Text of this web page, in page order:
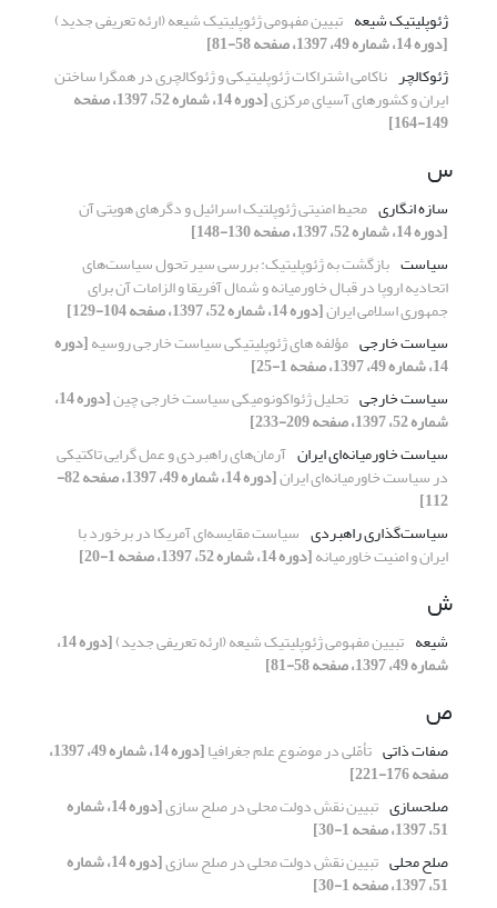
ژئوپلیتیک شیعه تبیین مفهومی ژئوپلیتیک شیعه (ارئه تعریفی جدید)
[دوره 14، شماره 49، 1397، صفحه 58-81]
ژئوکالچر ناکامی اشتراکات ژئوپلیتیکی و ژئوکالچری در همگرا ساختن
ایران و کشورهای آسیای مرکزی [دوره 14، شماره 52، 1397، صفحه
149-164]
س
سازه انگاری محیط امنیتی ژئوپلتیک اسرائیل و دگرهای هویتی آن
[دوره 14، شماره 52، 1397، صفحه 130-148]
سیاست بازگشت به ژئوپلیتیک: بررسی سیر تحول سیاست‌های
اتحادیه اروپا در قبال خاورمیانه و شمال آفریقا و الزامات آن برای
جمهوری اسلامی ایران[دوره 14، شماره 52، 1397، صفحه 104-129]
سیاست خارجی مؤلفه های ژئوپلیتیکی سیاست خارجی روسیه[دوره
14، شماره 49، 1397، صفحه 1-25]
سیاست خارجی تحلیل ژئواکونومیکی سیاست خارجی چین [دوره 14،
شماره 52، 1397، صفحه 209-233]
سیاست خاورمیانه‌ای ایران آرمان‌های راهبردی و عمل گرایی تاکتیکی
در سیاست خاورمیانه‌ای ایران [دوره 14، شماره 49، 1397، صفحه 82-
112]
سیاست‌گذاری راهبردی سیاست مقایسه‌ای آمریکا در برخورد با
ایران و امنیت خاورمیانه[دوره 14، شماره 52، 1397، صفحه 1-20]
ش
شیعه تبیین مفهومی ژئوپلیتیک شیعه (ارئه تعریفی جدید) [دوره 14،
شماره 49، 1397، صفحه 58-81]
ص
صفات ذاتی تأمّلی در موضوع علم جغرافیا [دوره 14، شماره 49، 1397،
صفحه 176-221]
صلحسازی تبیین نقش دولت محلی در صلح سازی [دوره 14، شماره
51، 1397، صفحه 1-30]
صلح محلی تبیین نقش دولت محلی در صلح سازی [دوره 14، شماره
51، 1397، صفحه 1-30]